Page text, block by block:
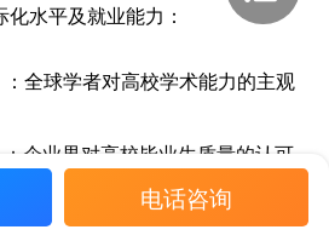
水平及就业能力：
：全球学者对高校学术能力的主观
：企业界对高校毕业生质量的认可
量教学资源分配效率。
电话咨询